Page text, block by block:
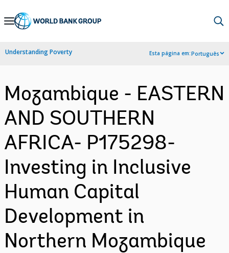
Skip
Navigation
Understanding Poverty Esta página em:Português
Mozambique - EASTERN
AND SOUTHERN
AFRICA- P175298-
Investing in Inclusive
Human Capital
Development in
Northern Mozambique